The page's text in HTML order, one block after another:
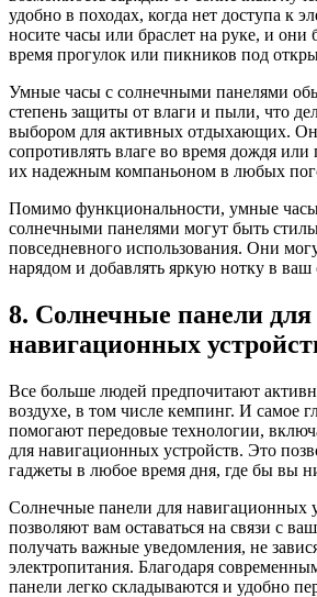
удобно в походах, когда нет доступа к
носите часы или браслет на руке, и они
время прогулок или пикников под
Умные часы с солнечными панелями
степень защиты от влаги и пыли, что
выбором для активных отдыхающих.
сопротивлять влаге во время дождя или
их надежным компаньоном в любых
Помимо функциональности, умные
солнечными панелями могут быть
повседневного использования. Они
нарядом и добавлять яркую нотку в ваш
8. Солнечные панели для
навигационных
Все больше людей предпочитают
воздухе, в том числе кемпинг. И самое
помогают передовые технологии,
для навигационных устройств. Это
гаджеты в любое время дня, где бы вы
Солнечные панели для навигационных
позволяют вам оставаться на связи с
получать важные уведомления, не
электропитания. Благодаря
панели легко складываются и удобно